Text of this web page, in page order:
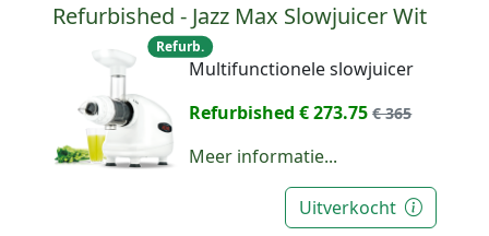
Refurbished - Jazz Max Slowjuicer Wit
Refurb.
Multifunctionele slowjuicer
Refurbished € 273.75€ 365
Meer informatie...
Uitverkocht